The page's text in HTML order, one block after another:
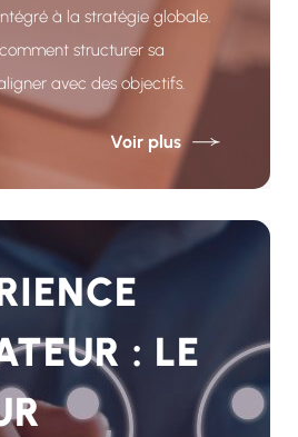
à la stratégie globale.
structurer sa
avec des objectifs.
Voir plus
: LE